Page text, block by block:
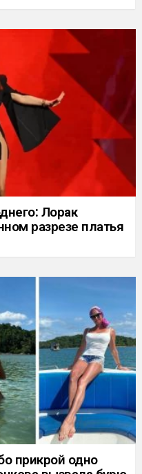
Лорак
разрезе платья
прикрой одно